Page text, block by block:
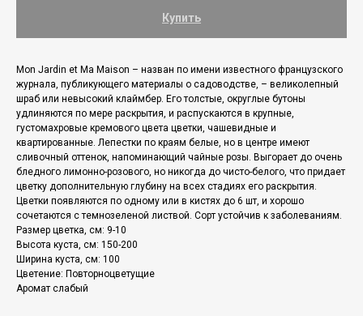
Купить
Mon Jardin et Ma Maison – назван по имени известного французского
журнала, публикующего материалы о садоводстве, – великолепный
шраб или невысокий клаймбер. Его толстые, округлые бутоны
удлиняются по мере раскрытия, и распускаются в крупные,
густомахровые кремового цвета цветки, чашевидные и
квартированные. Лепестки по краям белые, но в центре имеют
сливочный оттенок, напоминающий чайные розы. Выгорает до очень
бледного лимонно-розового, но никогда до чисто-белого, что придает
цветку дополнительную глубину на всех стадиях его раскрытия.
Цветки появляются по одному или в кистях до 6 шт, и хорошо
сочетаются с темнозеленой листвой. Сорт устойчив к заболеваниям.
Размер цветка, см: 9-10
Высота куста, см: 150-200
Ширина куста, см: 100
Цветение: Повторноцветущие
Аромат слабый